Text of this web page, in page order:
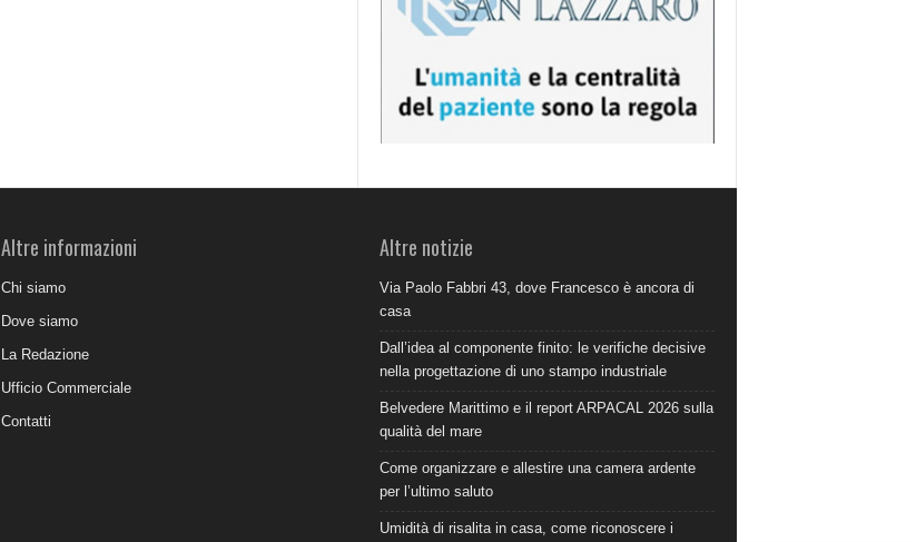
Altre informazioni
Chi siamo
Dove siamo
La Redazione
Ufficio Commerciale
Contatti
Altre notizie
Via Paolo Fabbri 43, dove Francesco è ancora di
casa
Dall’idea al componente finito: le verifiche decisive
nella progettazione di uno stampo industriale
Belvedere Marittimo e il report ARPACAL 2026 sulla
qualità del mare
Come organizzare e allestire una camera ardente
per l’ultimo saluto
Umidità di risalita in casa, come riconoscere i